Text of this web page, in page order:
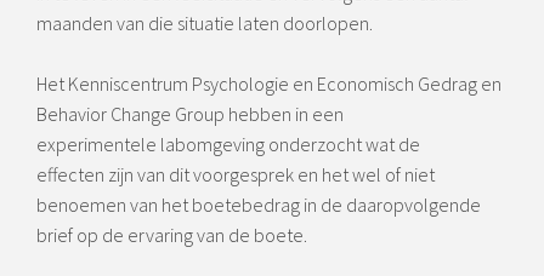
maanden van die situatie laten doorlopen.
Het Kenniscentrum Psychologie en Economisch Gedrag en
Behavior Change Group hebben in een
experimentele labomgeving onderzocht wat de
effecten zijn van dit voorgesprek en het wel of niet
benoemen van het boetebedrag in de daaropvolgende
brief op de ervaring van de boete.